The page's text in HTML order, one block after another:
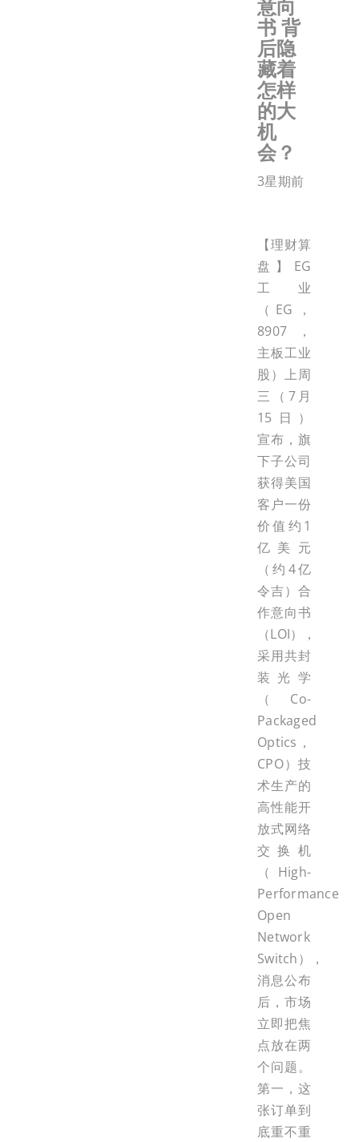
意向
书 背
后隐
藏着
怎样
的大
机
会？
3星期前
【理财算
盘】EG
工业
（EG，
8907，
主板工业
股）上周
三（7月
15日）
宣布，旗
下子公司
获得美国
客户一份
价值约1
亿美元
（约4亿
令吉）合
作意向书
（LOI），
采用共封
装光学
（Co-
Packaged
Optics，
CPO）技
术生产的
高性能开
放式网络
交换机
（High-
Performance
Open
Network
Switch），
消息公布
后，市场
立即把焦
点放在两
个问题。
第一，这
张订单到
底重不重